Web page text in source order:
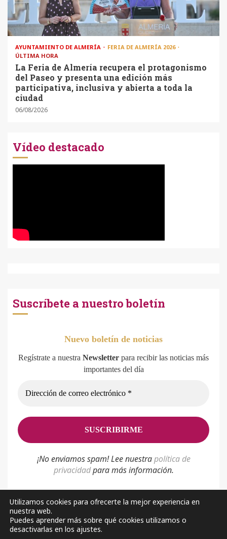
AYUNTAMIENTO DE ALMERÍA
FERIA DE ALMERÍA 2026
ÚLTIMA HORA
La Feria de Almería recupera el protagonismo
del Paseo y presenta una edición más
participativa, inclusiva y abierta a toda la
ciudad
06/08/2026
Vídeo destacado
Suscríbete a nuestro boletín
Nuevo boletín de noticias
Regístrate a nuestra Newsletter para recibir las noticias más
importantes del día
¡No enviamos spam! Lee nuestrapolítica de
privacidadpara más información.
Política de privacidad Aviso Legal Sobre nosotros
Utilizamos cookies para ofrecerte la mejor experiencia en
nuestra web.
Puedes aprender más sobre qué cookies utilizamos o
desactivarlas en los ajustes.